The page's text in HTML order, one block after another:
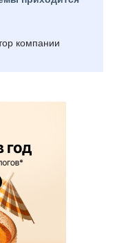
компании